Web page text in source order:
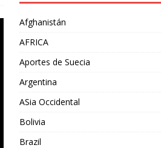
Afghanistán
AFRICA
Aportes de Suecia
Argentina
ASia Occidental
Bolivia
Brazil